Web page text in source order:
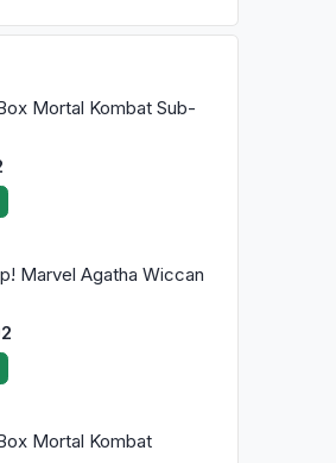
Mortal Kombat Sub-
Marvel Agatha Wiccan
Mortal Kombat